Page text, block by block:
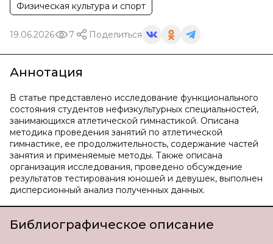
Физическая культура и спорт
19.06.2026 7 Поделиться
Аннотация
В статье представлено исследование функционального
состояния студентов нефизкультурных специальностей,
занимающихся атлетической гимнастикой. Описана
методика проведения занятий по атлетической
гимнастике, ее продолжительность, содержание частей
занятия и применяемые методы. Также описана
организация исследования, проведено обсуждение
результатов тестирования юношей и девушек, выполнен
дисперсионный анализ полученных данных.
Библиографическое описание